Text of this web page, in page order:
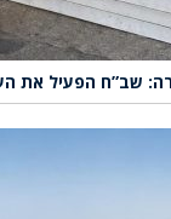
שב”ח הפעיל את